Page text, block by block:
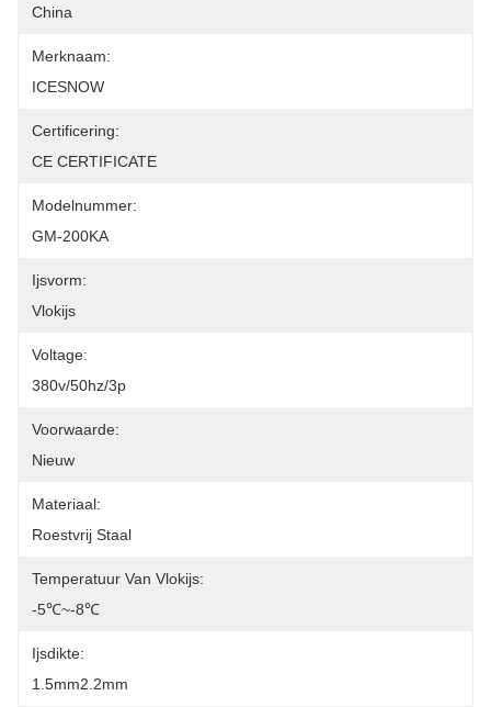
China
Merknaam:
ICESNOW
Certificering:
CE CERTIFICATE
Modelnummer:
GM-200KA
Ijsvorm:
Vlokijs
Voltage:
380v/50hz/3p
Voorwaarde:
Nieuw
Materiaal:
Roestvrij Staal
Temperatuur Van Vlokijs:
-5℃~-8℃
Ijsdikte:
1.5mm2.2mm